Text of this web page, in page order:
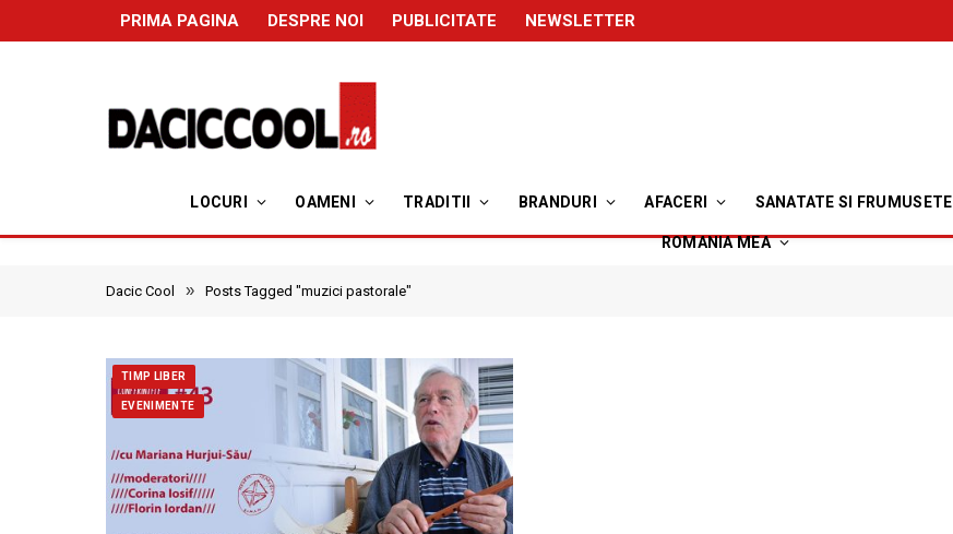
PRIMA PAGINA DESPRE NOI PUBLICITATE NEWSLETTER
LOCURI OAMENI TRADITII BRANDURI AFACERI SANATATE SI FRUMUSETE
ROMANIA MEA
Dacic Cool » Posts Tagged "muzici pastorale"
TIMP LIBER
EVENIMENTE